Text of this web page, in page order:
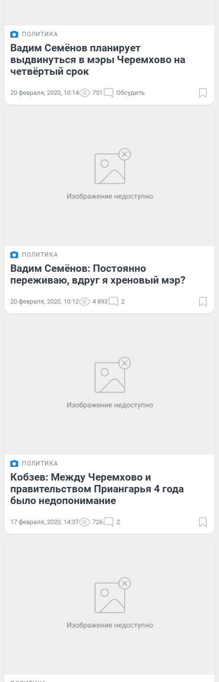
ПОЛИТИКА
Вадим Семёнов планирует
выдвинуться в мэры Черемхово на
четвёртый срок
20 февраля, 2020, 10:14 751 Обсудить
ПОЛИТИКА
Вадим Семёнов: Постоянно
переживаю, вдруг я хреновый мэр?
20 февраля, 2020, 10:12 4 893 2
ПОЛИТИКА
Кобзев: Между Черемхово и
правительством Приангарья 4 года
было недопонимание
17 февраля, 2020, 14:37 726 2